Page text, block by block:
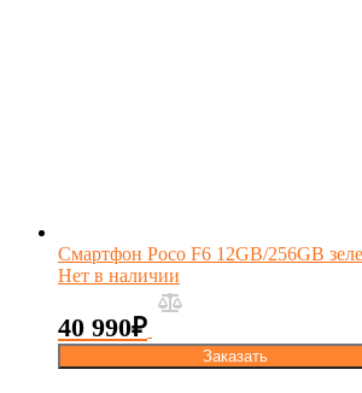
Смартфон Poco F6 12GB/256GB
Нет в наличии
40 990₽
Заказать